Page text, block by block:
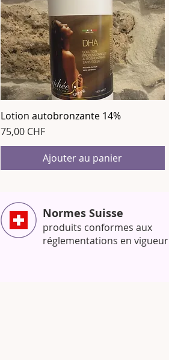
Lotion autobronzante 14%
Prix
75,00 CHF
Ajouter au panier
Normes Suisse
produits conformes aux
réglementations en vigueur